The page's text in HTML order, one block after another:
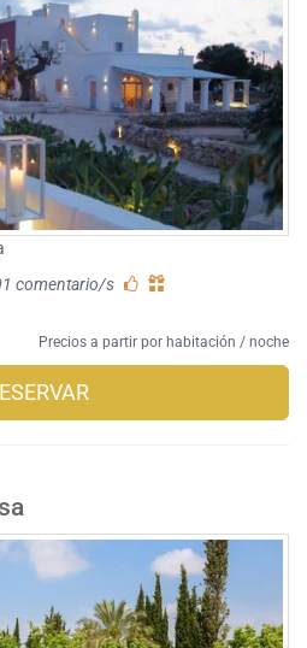
comentario/s
Precios a partir por habitación / noche